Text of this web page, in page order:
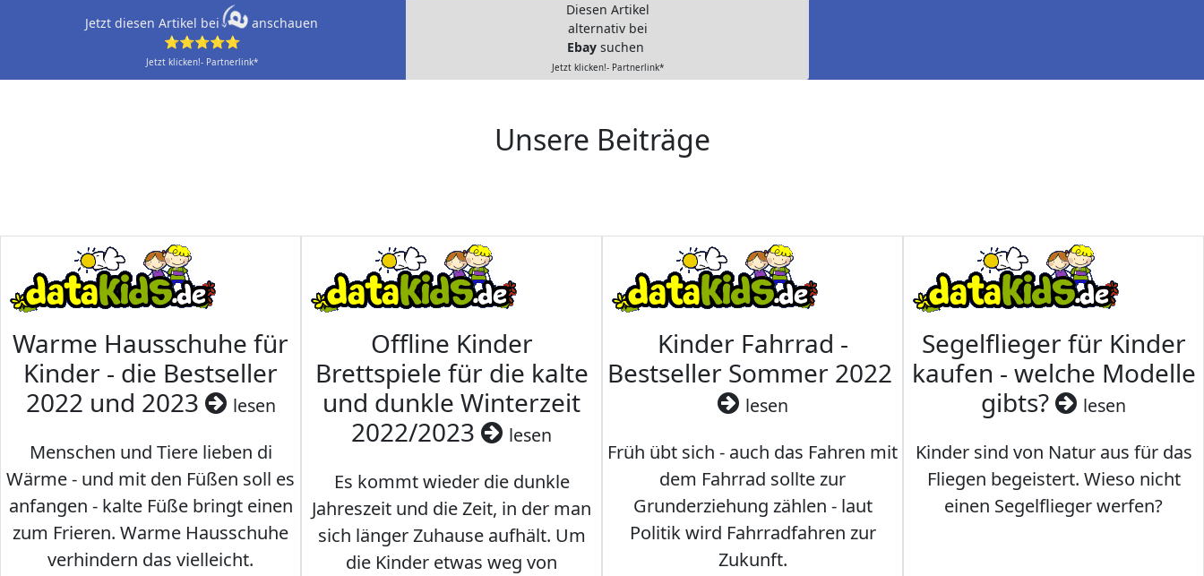
Jetzt diesen Artikel bei
anschauen
⭐⭐⭐⭐⭐
Jetzt klicken!- Partnerlink*
Diesen Artikel
alternativ bei
Ebay suchen
Jetzt klicken!- Partnerlink*
Unsere Beiträge
Warme Hausschuhe für
Kinder - die Bestseller
2022 und 2023
lesen
Menschen und Tiere lieben di
Wärme - und mit den Füßen soll es
anfangen - kalte Füße bringt einen
zum Frieren. Warme Hausschuhe
verhindern das vielleicht.
Offline Kinder
Brettspiele für die kalte
und dunkle Winterzeit
2022/2023
lesen
Es kommt wieder die dunkle
Jahreszeit und die Zeit, in der man
sich länger Zuhause aufhält. Um
die Kinder etwas weg von
Kinder Fahrrad -
Bestseller Sommer 2022
lesen
Früh übt sich - auch das Fahren mit
dem Fahrrad sollte zur
Grunderziehung zählen - laut
Politik wird Fahrradfahren zur
Zukunft.
Segelflieger für Kinder
kaufen - welche Modelle
gibts?
lesen
Kinder sind von Natur aus für das
Fliegen begeistert. Wieso nicht
einen Segelflieger werfen?